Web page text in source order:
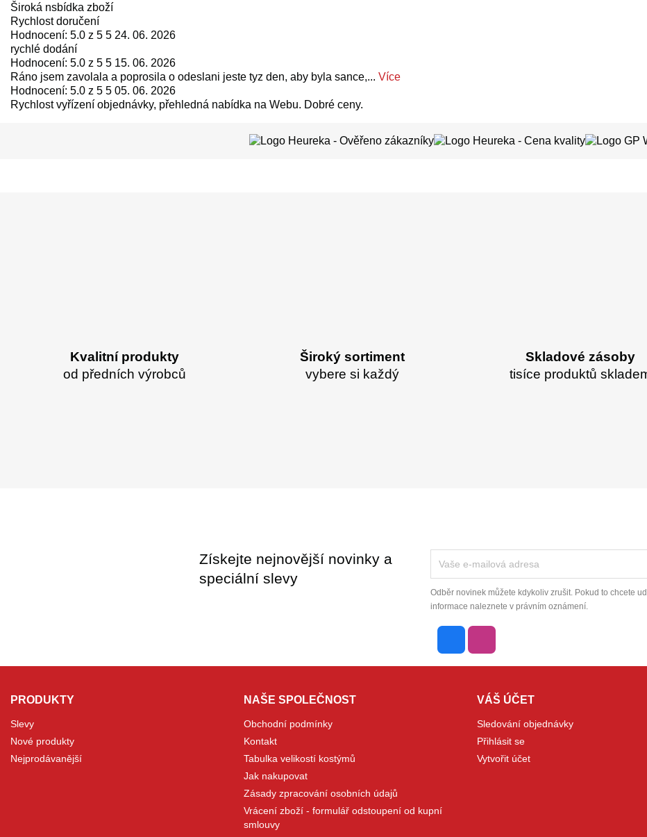
Široká nsbídka zboží
Rychlost doručení
Hodnocení: 5.0 z 5 5 24. 06. 2026
rychlé dodání
Hodnocení: 5.0 z 5 5 15. 06. 2026
Ráno jsem zavolala a poprosila o odeslani jeste tyz den, aby byla sance,... Více
Hodnocení: 5.0 z 5 5 05. 06. 2026
Rychlost vyřízení objednávky, přehledná nabídka na Webu. Dobré ceny.
Kvalitní produkty
od předních výrobců
Široký sortiment
vybere si každý
Skladové zásoby
tisíce produktů
Získejte nejnovější novinky a
speciální slevy
Odběr novinek můžete kdykoliv zrušit. Pokud to chcete
informace naleznete v právním oznámení.
Facebook
PRODUKTY
Slevy
Nové produkty
Nejprodávanější
NAŠE SPOLEČNOST
Obchodní podmínky
Kontakt
Tabulka velikostí kostýmů
Jak nakupovat
Zásady zpracování osobních údajů
Vrácení zboží - formulář odstoupení od kupní
smlouvy
VÁŠ ÚČET
Sledování objednávky
Přihlásit se
Vytvořit účet